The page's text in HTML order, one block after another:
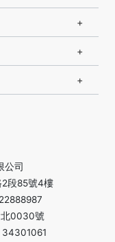
公司
段85號4樓
0030號
34301061